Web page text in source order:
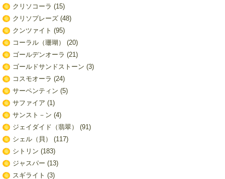
クリソコーラ (15)
クリソプレーズ(48)
クンツァイト (95)
コーラル（珊瑚）
(20)
ゴールデンオーラ (21)
ゴールドサンドストーン (3)
コスモオーラ (24)
サーペンティン (5)
サファイア (1)
サンスト－ン (4)
ジェイダイド（翡翠）
(91)
シェル（貝）
(117)
シトリン (183)
ジャスパー (13)
スギライト (3)